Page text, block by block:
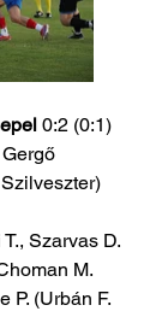
0:2 (0:1)
Szarvas D.
M.
P. (Urbán F.